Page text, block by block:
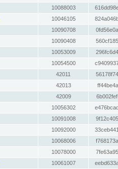
10088003
10046105
10090708
10090408
10053009
10054500
42011
42013
42009
10056302
10091008
10092000
10068006
10078000
10061007